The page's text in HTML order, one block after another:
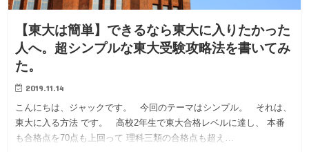
【東大は簡単】できるなら東大に入りたかった
人へ。超シンプルな東大受験攻略法を書いてみ
た。
2019.11.14
こんにちは、ジャックです。 今回のテーマはシンプル。 それは、
東大に入る方法 です。 高校2年生で東大合格レベルに達し、 本番
も合格点を70点も上回って 理科三類の合格点も超え…